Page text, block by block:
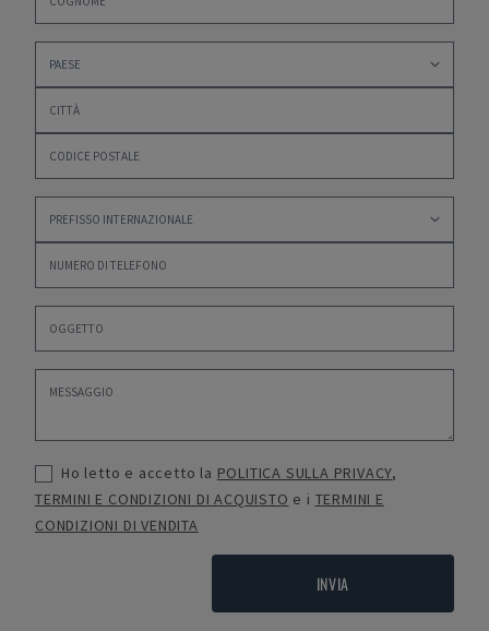
Ho letto e accetto la POLITICA SULLA PRIVACY,
TERMINI E CONDIZIONI DI ACQUISTO e i TERMINI E
CONDIZIONI DI VENDITA
INVIA